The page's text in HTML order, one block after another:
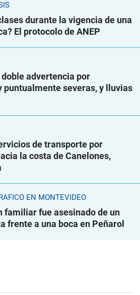
durante la vigencia de una
El protocolo de ANEP
advertencia por
severas, y lluvias
de transporte por
la costa de Canelones,
EN MONTEVIDEO
familiar fue asesinado de un
frente a una boca en Peñarol